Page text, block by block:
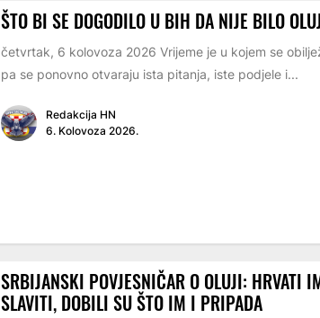
ŠTO BI SE DOGODILO U BIH DA NIJE BILO
četvrtak, 6 kolovoza 2026 Vrijeme je u kojem se
pa se ponovno otvaraju ista pitanja, iste podjele i...
Redakcija HN
6. Kolovoza 2026.
SRBIJANSKI POVJESNIČAR O OLUJI: HRVATI
SLAVITI, DOBILI SU ŠTO IM I PRIPADA